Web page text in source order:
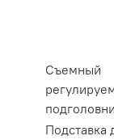
Съемный
Подставка